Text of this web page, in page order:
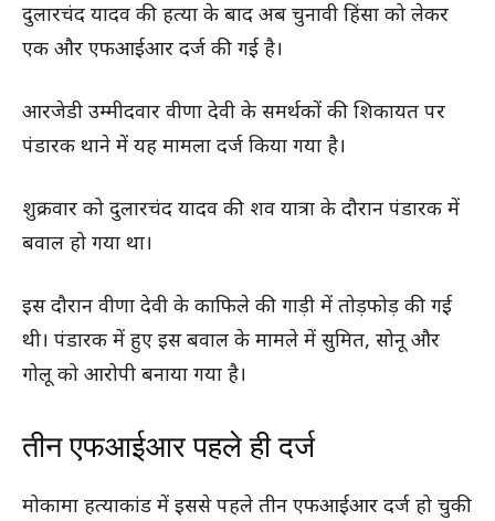
दुलारचंद यादव की हत्या के बाद अब चुनावी हिंसा को लेकर
एक और एफआईआर दर्ज की गई है।
आरजेडी उम्मीदवार वीणा देवी के समर्थकों की शिकायत पर
पंडारक थाने में यह मामला दर्ज किया गया है।
शुक्रवार को दुलारचंद यादव की शव यात्रा के दौरान पंडारक में
बवाल हो गया था।
इस दौरान वीणा देवी के काफिले की गाड़ी में तोड़फोड़ की गई
थी। पंडारक में हुए इस बवाल के मामले में सुमित, सोनू और
गोलू को आरोपी बनाया गया है।
तीन एफआईआर पहले ही दर्ज
मोकामा हत्याकांड में इससे पहले तीन एफआईआर दर्ज हो चुकी